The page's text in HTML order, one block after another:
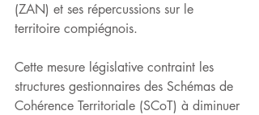
(ZAN) et ses répercussions sur le
territoire compiégnois.
Cette mesure législative contraint les
structures gestionnaires des Schémas de
Cohérence Territoriale (SCoT) à diminuer